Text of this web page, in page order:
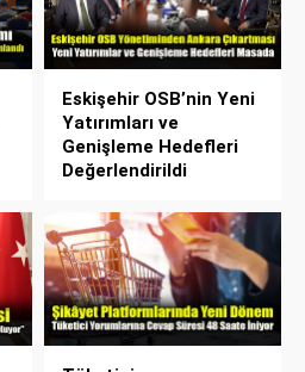
Eskişehir OSB’nin Yeni
Yatırımları ve
Genişleme Hedefleri
Değerlendirildi